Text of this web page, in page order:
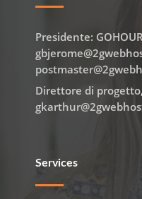
Presidente:
Direttore di
Services